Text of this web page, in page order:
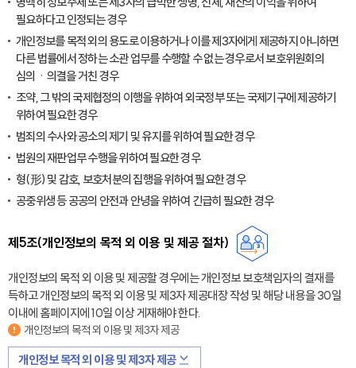
필요하다고 인정되는 경우
개인정보를 목적 외의 용도로 이용하거나 이를 제3자에게 제공하지 아니하면
다른 법률에서 정하는 소관 업무를 수행할 수 없는 경우로서 보호위원회의
심의ㆍ의결을 거친 경우
조약, 그 밖의 국제협정의 이행을 위하여 외국정부 또는 국제기구에 제공하기
위하여 필요한 경우
범죄의 수사와 공소의 제기 및 유지를 위하여 필요한 경우
법원의 재판업무 수행을 위하여 필요한 경우
형(形) 및 감호, 보호처분의 집행을 위하여 필요한 경우
공중위생 등 공공의 안전과 안녕을 위하여 긴급히 필요한 경우
제5조(개인정보의 목적 외 이용 및 제공 절차)
개인정보의 목적 외 이용 및 제공할 경우에는 개인정보 보호책임자의 결재를
득하고 개인정보의 목적 외 이용 및 제3자 제공대장 작성 및 해당 내용을 30일
이내에 홈페이지에 10일 이상 게재해야 한다.
개인정보의 목적 외 이용 및 제3자 제공
개인정보 목적 외 이용 및 제3자 제공